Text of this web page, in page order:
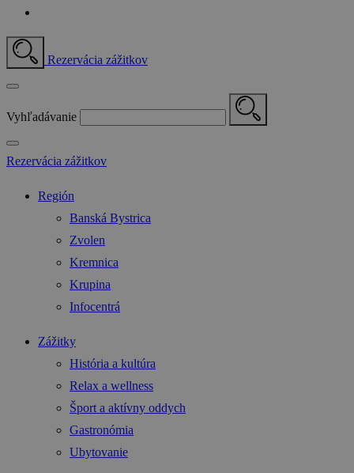
Rezervácia zážitkov
Vyhľadávanie
Rezervácia zážitkov
Región
Banská Bystrica
Zvolen
Kremnica
Krupina
Infocentrá
Zážitky
História a kultúra
Relax a wellness
Šport a aktívny oddych
Gastronómia
Ubytovanie